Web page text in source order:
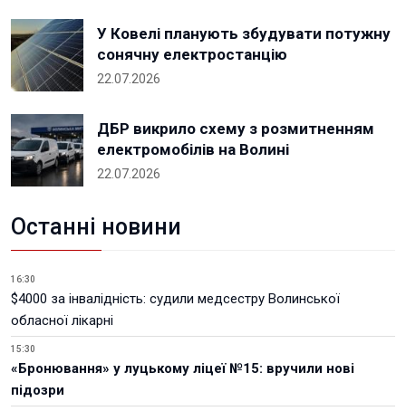
У Ковелі планують збудувати потужну
сонячну електростанцію
22.07.2026
ДБР викрило схему з розмитненням
електромобілів на Волині
22.07.2026
Останні новини
16:30
$4000 за інвалідність: судили медсестру Волинської
обласної лікарні
15:30
«Бронювання» у луцькому ліцеї №15: вручили нові
підозри